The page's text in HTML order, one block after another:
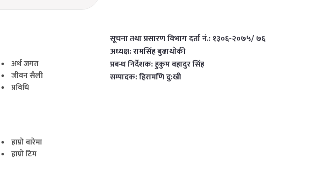
अर्थ जगत
जीवन सैली
प्रविधि
हाम्राे बारेमा
हाम्राे टिम
सूचना तथा प्रसारण विभाग दर्ता नं.: १३०६-२०७५/ ७६
अध्यक्ष: रामसिंह बुढाथाेकी
प्रबन्ध निर्देशक: हुकुम बहादुर सिंह
सम्पादक: हिरामणि दु:खी